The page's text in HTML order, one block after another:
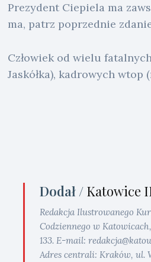
Prezydent Ciepiela ma
ma, patrz poprzednie
Człowiek od wielu
Jaskółka), kadrowych
Dodał / Katowice
Redakcja Ilustrowanego
Codziennego w
133. E-mail:
Adres centrali: Kraków, ul.